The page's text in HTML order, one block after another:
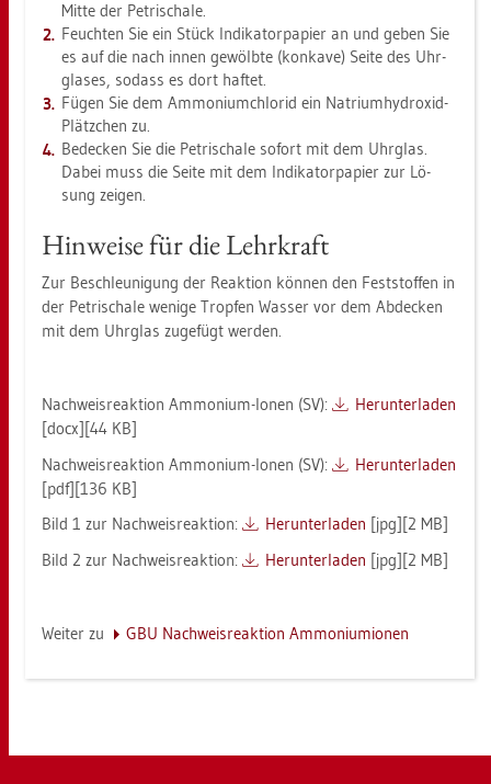
Mitte der Pe­tri­scha­le.
Feuch­ten Sie ein Stück In­di­ka­tor­pa­pier an und geben Sie
es auf die nach innen ge­wölb­te (kon­ka­ve) Seite des Uhr­
gla­ses, so­dass es dort haf­tet.
Fügen Sie dem Am­mo­ni­um­chlo­rid ein Na­tri­um­hy­droxid-
Plätz­chen zu.
Be­de­cken Sie die Pe­tri­scha­le so­fort mit dem Uhr­glas.
Dabei muss die Seite mit dem In­di­ka­tor­pa­pier zur Lö­
sung zei­gen.
Hin­wei­se für die Lehr­kraft
Zur Be­schleu­ni­gung der Re­ak­ti­on kön­nen den Fest­stof­fen in
der Pe­tri­scha­le we­ni­ge Trop­fen Was­ser vor dem Ab­de­cken
mit dem Uhr­glas zu­ge­fügt wer­den.
Nach­weis­re­ak­ti­on Am­mo­ni­um-Ionen (SV):
Her­un­ter­la­den
[docx][44 KB]
Nach­weis­re­ak­ti­on Am­mo­ni­um-Ionen (SV):
Her­un­ter­la­den
[pdf][136 KB]
Bild 1 zur Nach­weis­re­ak­ti­on:
Her­un­ter­la­den [jpg][2 MB]
Bild 2 zur Nach­weis­re­ak­ti­on:
Her­un­ter­la­den [jpg][2 MB]
Wei­ter zu GBU Nach­weis­re­ak­ti­on Am­mo­ni­umio­nen